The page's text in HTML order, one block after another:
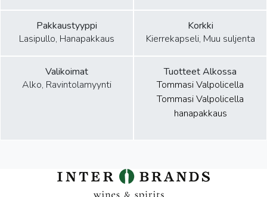
Pakkaustyyppi
Lasipullo, Hanapakkaus
Korkki
Kierrekapseli, Muu suljenta
Valikoimat
Alko, Ravintolamyynti
Tuotteet Alkossa
Tommasi Valpolicella
Tommasi Valpolicella
hanapakkaus